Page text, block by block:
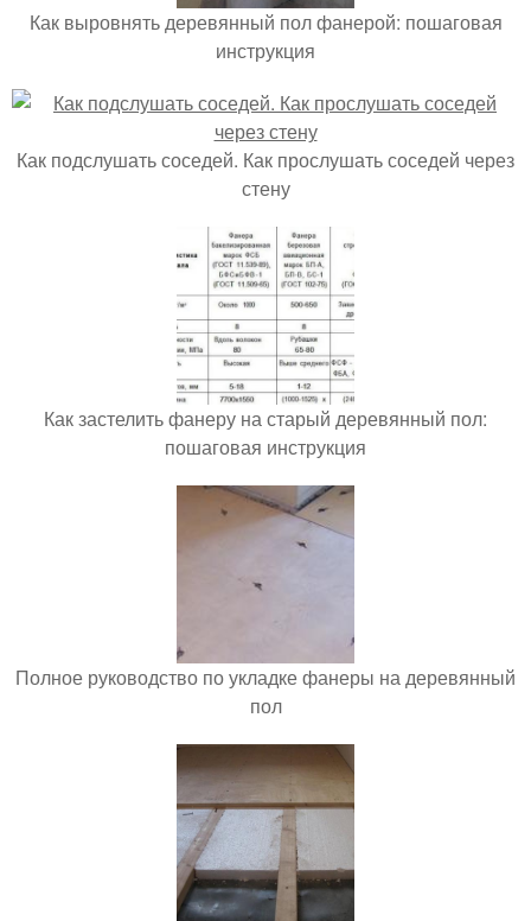
Как выровнять деревянный пол фанерой: пошаговая
инструкция
Как подслушать соседей. Как прослушать соседей через
стену
Как застелить фанеру на старый деревянный пол:
пошаговая инструкция
Полное руководство по укладке фанеры на деревянный
пол